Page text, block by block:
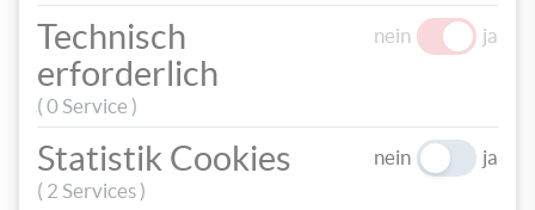
Legen Sie nun das hintere Hosenteil mitsamt den Trägern auf
Technisch
erforderlich
( 0 Service )
nein ja
Statistik Cookies
( 2 Services )
nein ja